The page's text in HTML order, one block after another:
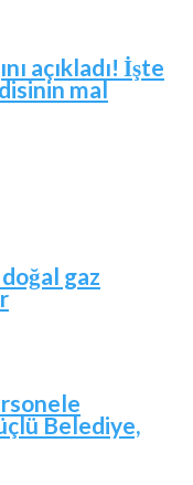
açıkladı! İşte
mal
gaz
Belediye,